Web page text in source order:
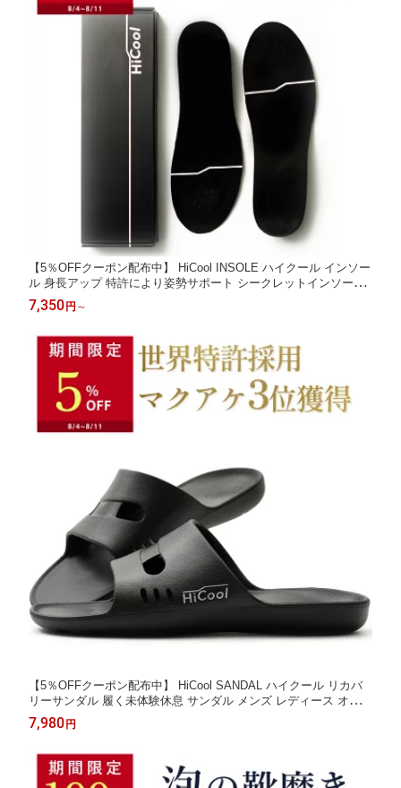
【5％OFFクーポン配布中】 HiCool INSOLE ハイクール インソー
ル 身長アップ 特許により姿勢サポート シークレットインソール
国内有名メーカーと共同開発 厚底インソール 衝撃吸収 疲労軽減
アーチサポート 疲れない 中敷き 厚底 中敷 メンズ bmz 共同開発
7,350円 ～
【5％OFFクーポン配布中】 HiCool SANDAL ハイクール リカバ
リーサンダル 履く未体験休息 サンダル メンズ レディース オフィ
スサンダル 健康サンダル 健康スリッパ 厚底サンダル ルームシュ
ーズ 防臭 外履き 屋外 屋内 室内 ギフト プレゼント23cm 24cm 2
7,980円